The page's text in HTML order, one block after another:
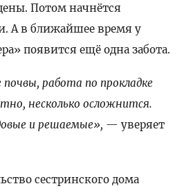
Потом начнётся
А в ближайшее время у
появится ещё одна забота.
работа по прокладке
несколько осложнится.
и решаемые», — уверяет
сестринского дома